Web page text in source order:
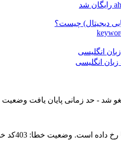
دیجیتال) چیست؟
انگلیسی
شد - حد زمانی پایان یافت
است. وضعیت خطا: 403کد خطا: 21...